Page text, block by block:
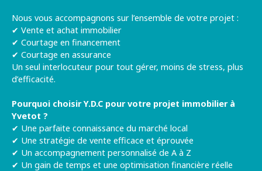
Nous vous accompagnons sur l’ensemble de votre projet :
✔ Vente et achat immobilier
✔ Courtage en financement
✔ Courtage en assurance
Un seul interlocuteur pour tout gérer, moins de stress, plus
d’efficacité.
Pourquoi choisir Y.D.C pour votre projet immobilier à
Yvetot ?
✔ Une parfaite connaissance du marché local
✔ Une stratégie de vente efficace et éprouvée
✔ Un accompagnement personnalisé de A à Z
✔ Un gain de temps et une optimisation financière réelle